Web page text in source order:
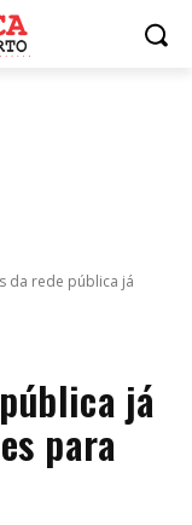
da rede pública já
já
para